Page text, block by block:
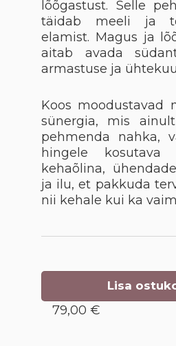
lõõgastust. Selle
täidab meeli ja
elamist. Magus ja
aitab avada
armastuse ja
Koos moodustavad
sünergia, mis
pehmenda nahka,
hingele kosutava
kehaõlina,
ja ilu, et pakkuda
nii kehale kui ka
Lisa
79,00 €